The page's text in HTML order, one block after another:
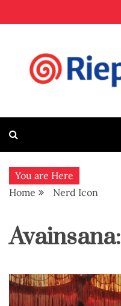
to
Riepu.fi
You are Here
Home
Nerd Icon
Avainsana: